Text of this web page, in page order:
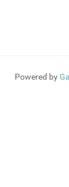
Powered by